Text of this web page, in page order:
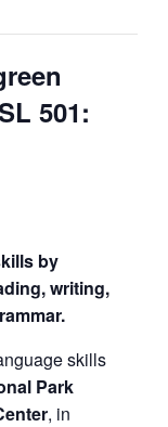
501:
by
writing,
skills
Park
, in